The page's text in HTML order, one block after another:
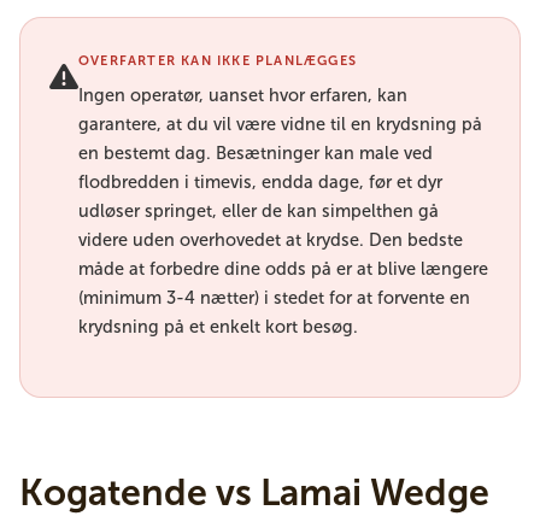
OVERFARTER KAN IKKE PLANLÆGGES
Ingen operatør, uanset hvor erfaren, kan
garantere, at du vil være vidne til en krydsning på
en bestemt dag. Besætninger kan male ved
flodbredden i timevis, endda dage, før et dyr
udløser springet, eller de kan simpelthen gå
videre uden overhovedet at krydse. Den bedste
måde at forbedre dine odds på er at blive længere
(minimum 3-4 nætter) i stedet for at forvente en
krydsning på et enkelt kort besøg.
Kogatende vs Lamai Wedge